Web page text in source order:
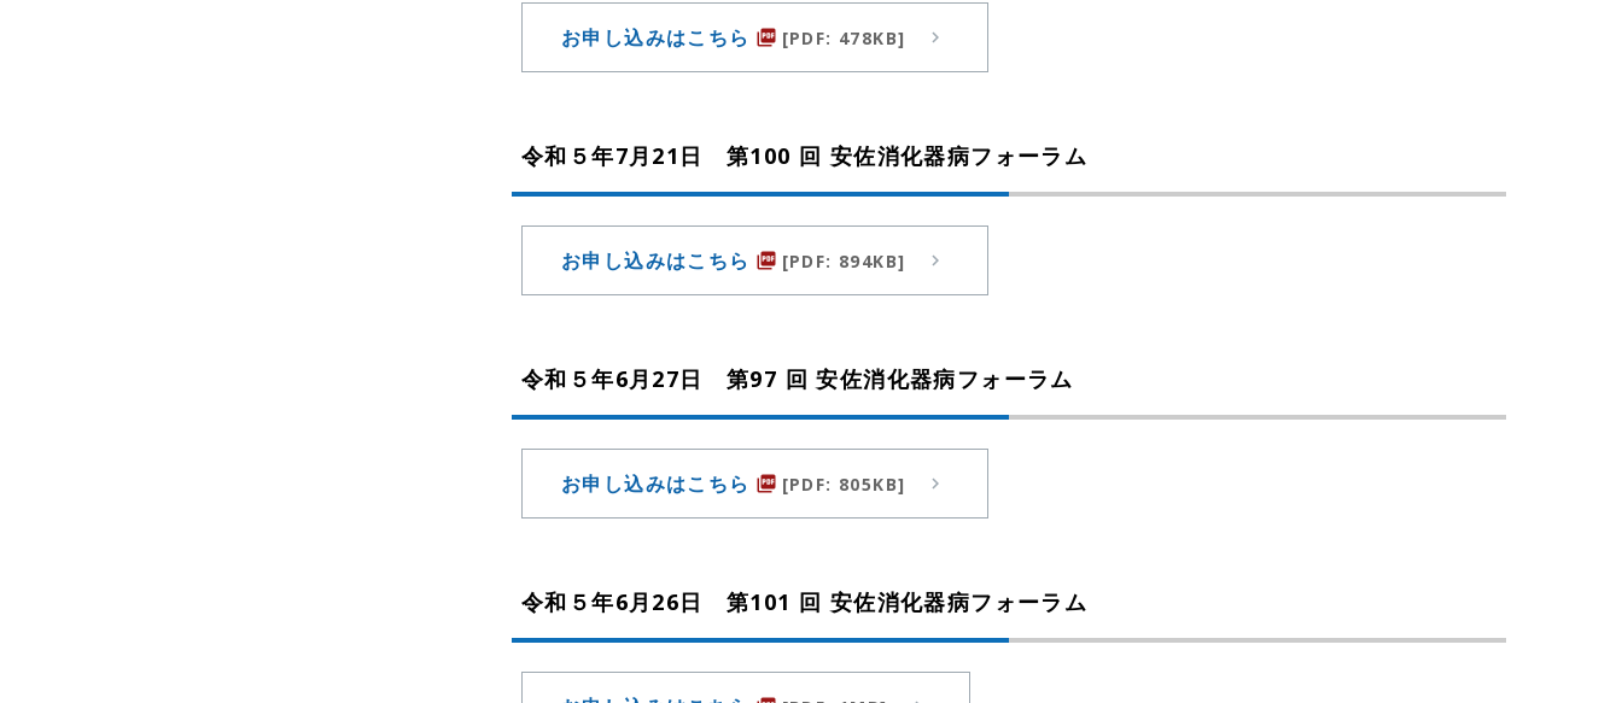
お申し込みはこちら picture_as_pdf [PDF: 478KB]
令和５年7月21日 第100 回 安佐消化器病フォーラム
お申し込みはこちら picture_as_pdf [PDF: 894KB]
令和５年6月27日 第97 回 安佐消化器病フォーラム
お申し込みはこちら picture_as_pdf [PDF: 805KB]
令和５年6月26日 第101 回 安佐消化器病フォーラム